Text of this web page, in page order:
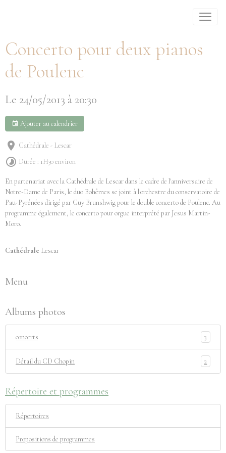
Concerto pour deux pianos
de Poulenc
Le 24/05/2013 à 20:30
Ajouter au calendrier
Cathédrale - Lescar
Durée : 1H30 environ
En partenariat avec la Cathédrale de Lescar dans le cadre de l'anniversaire de
Notre-Dame de Paris, le duo Bohêmes se joint à l'orchestre du conservatoire de
Pau-Pyrénées dirigé par Guy Brunshwig pour le double concerto de Poulenc. Au
programme également, le concerto pour orgue interprété par Jesus Martin-
Moro.
Cathédrale Lescar
Menu
Albums photos
concerts 3
Détail du CD Chopin 2
Répertoire et programmes
Répertoires
Propositions de programmes